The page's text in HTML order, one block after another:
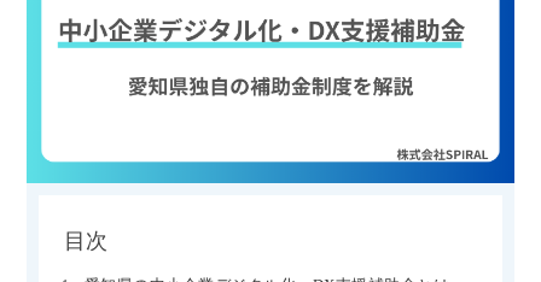
目次